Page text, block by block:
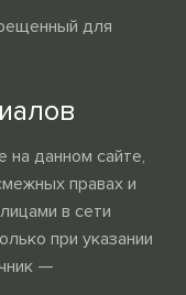
для
данном сайте,
правах и
в сети
при указании
—